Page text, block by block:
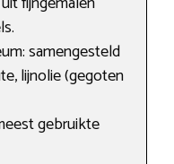
samengesteld
lijnolie (gegoten
gebruikte